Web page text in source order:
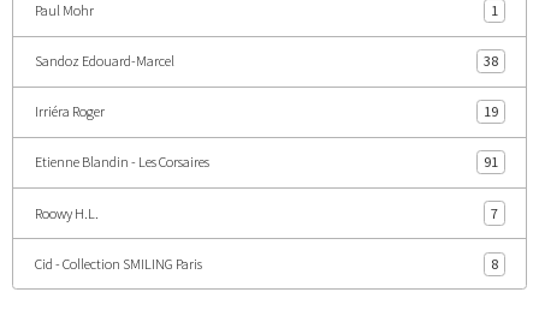
Paul Mohr 1
Sandoz Edouard-Marcel 38
Irriéra Roger 19
Etienne Blandin - Les Corsaires 91
Roowy H.L. 7
Cid - Collection SMILING Paris 8